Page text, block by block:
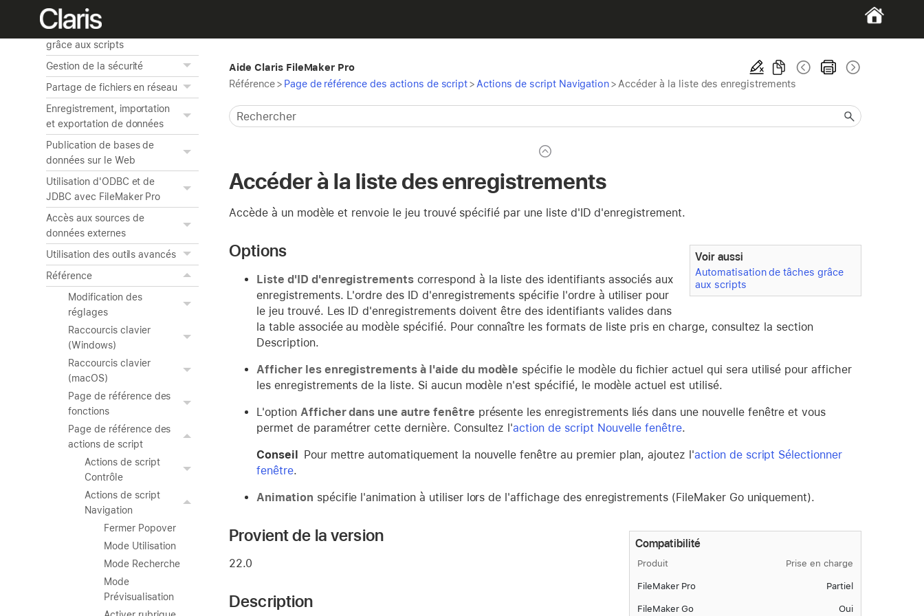
partir de données
Automatisation de tâches
grâce aux scripts
Gestion de la sécurité
Partage de fichiers en réseau
Enregistrement, importation
et exportation de données
Publication de bases de
données sur le Web
Utilisation d'ODBC et de
JDBC avec FileMaker Pro
Accès aux sources de
données externes
Utilisation des outils avancés
Référence
Modification des
réglages
Raccourcis clavier
(Windows)
Raccourcis clavier
(macOS)
Page de référence des
fonctions
Page de référence des
actions de script
Actions de script
Contrôle
Actions de script
Navigation
Fermer Popover
Mode Utilisation
Mode Recherche
Mode
Prévisualisation
Aide Claris FileMaker Pro
Référence> Page de référence des actions de script> Actions de script Navigation> Accéder à la liste des enregistrements
Accéder à la liste des enregistrements
Accède à un modèle et renvoie le jeu trouvé spécifié par une liste d'ID d'enregistrement.
Voir aussi
Automatisation de tâches grâce
aux scripts
Options
Liste d'ID d'enregistrements correspond à la liste des identifiants associés aux
enregistrements. L'ordre des ID d'enregistrements spécifie l'ordre à utiliser pour
le jeu trouvé. Les ID d'enregistrements doivent être des identifiants valides dans
la table associée au modèle spécifié. Pour connaître les formats de liste pris en charge, consultez la section
Description.
Afficher les enregistrements à l'aide du modèle spécifie le modèle du fichier actuel qui sera utilisé pour afficher
les enregistrements de la liste. Si aucun modèle n'est spécifié, le modèle actuel est utilisé.
L'option Afficher dans une autre fenêtre présente les enregistrements liés dans une nouvelle fenêtre et vous
permet de paramétrer cette dernière. Consultez l'action de script Nouvelle fenêtre.
Conseil Pour mettre automatiquement la nouvelle fenêtre au premier plan, ajoutez l'action de script Sélectionner
fenêtre.
Animation spécifie l'animation à utiliser lors de l'affichage des enregistrements (FileMaker Go uniquement).
Compatibilité
Produit Prise en charge
FileMaker Pro Partiel
FileMaker Go Oui
Provient de la version
22.0
Description